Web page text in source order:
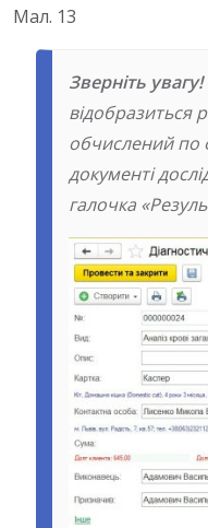
Мал. 13
Зверніть увагу!
відобразиться
обчислений по
документі
галочка